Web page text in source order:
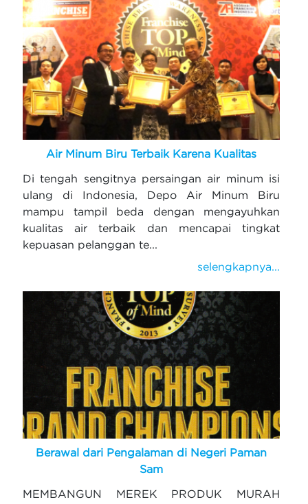
Air Minum Biru Terbaik Karena Kualitas
Di tengah sengitnya persaingan air minum isi
ulang di Indonesia, Depo Air Minum Biru
mampu tampil beda dengan mengayuhkan
kualitas air terbaik dan mencapai tingkat
kepuasan pelanggan te...
selengkapnya...
Berawal dari Pengalaman di Negeri Paman
Sam
MEMBANGUN MEREK PRODUK MURAH